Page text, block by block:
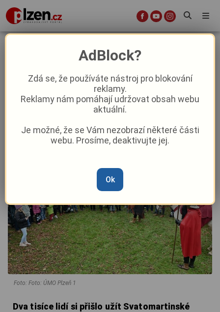
Svatý Martin přivezl do Bolevce
husu, víno i dobrou nálad
11. 11. 2025| 14:02
Foto: Foto: ÚMO Plzeň 1
Dva tisíce lidí si přišlo užít Svatomartinské
AdBlock?
Zdá se, že používáte nástroj pro blokování
reklamy.
Reklamy nám pomáhají udržovat obsah webu
aktuální.
Je možné, že se Vám nezobrazí některé části
webu. Prosíme, deaktivujte jej.
Ok